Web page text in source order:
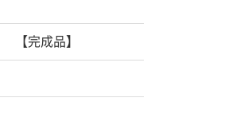
【完成品】